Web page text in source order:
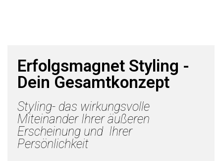
Erfolgsmagnet Styling -
Dein Gesamtkonzept
Styling- das wirkungsvolle
Miteinander Ihrer äußeren
Erscheinung und Ihrer
Persönlichkeit